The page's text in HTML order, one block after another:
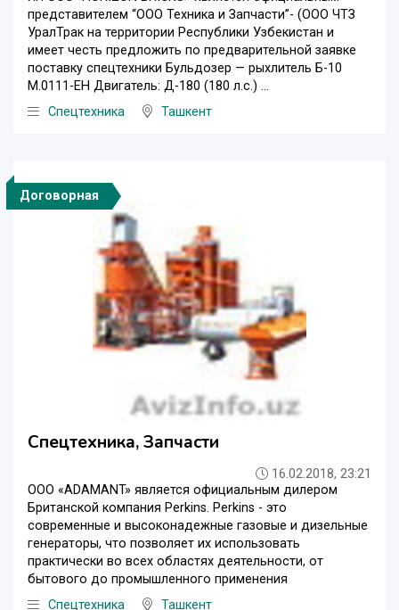
представителем “ООО Техника и Запчасти”- (ООО ЧТЗ
УралТрак на территории Республики Узбекистан и
имеет честь предложить по предварительной заявке
поставку спецтехники Бульдозер — рыхлитель Б-10
М.0111-ЕН Двигатель: Д-180 (180 л.с.) ...
Спецтехника
Ташкент
Договорная
Спецтехника, Запчасти
16.02.2018, 23:21
ООО «ADAMANT» является официальным дилером
Британской компания Perkins. Perkins - это
современные и высоконадежные газовые и дизельные
генераторы, что позволяет их использовать
практически во всех областях деятельности, от
бытового до промышленного применения
Спецтехника
Ташкент